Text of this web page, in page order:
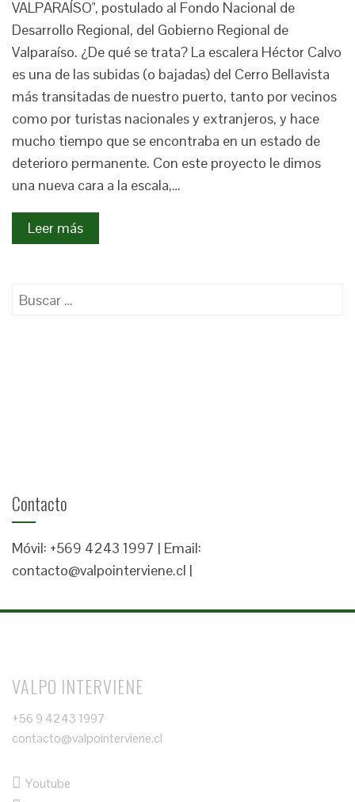
VALPARAÍSO", postulado al Fondo Nacional de
Desarrollo Regional, del Gobierno Regional de
Valparaíso. ¿De qué se trata? La escalera Héctor Calvo
es una de las subidas (o bajadas) del Cerro Bellavista
más transitadas de nuestro puerto, tanto por vecinos
como por turistas nacionales y extranjeros, y hace
mucho tiempo que se encontraba en un estado de
deterioro permanente. Con este proyecto le dimos
una nueva cara a la escala,…
Leer más
Buscar:
Contacto
Móvil: +569 4243 1997 | Email:
contacto@valpointerviene.cl |
VALPO INTERVIENE
+56 9 4243 1997
contacto@valpointerviene.cl
Youtube